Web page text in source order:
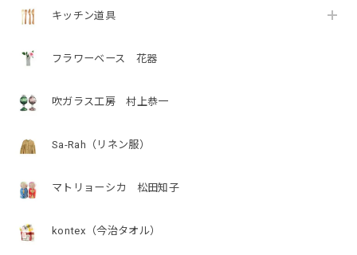
キッチン道具
フラワーベース 花器
吹ガラス工房 村上恭一
Sa-Rah（リネン服）
マトリョーシカ 松田知子
kontex（今治タオル）